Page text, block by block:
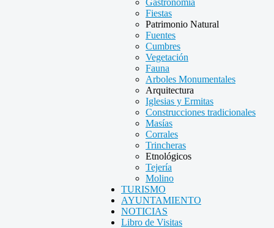
Gastronomía
Fiestas
Patrimonio Natural
Fuentes
Cumbres
Vegetación
Fauna
Arboles Monumentales
Arquitectura
Iglesias y Ermitas
Construcciones tradicionales
Masías
Corrales
Trincheras
Etnológicos
Tejería
Molino
TURISMO
AYUNTAMIENTO
NOTICIAS
Libro de Visitas